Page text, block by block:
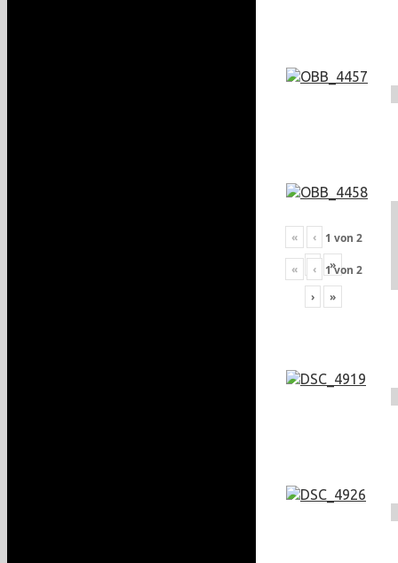
« ‹ 1 von 2
»
« ‹ 1von 2
›
»